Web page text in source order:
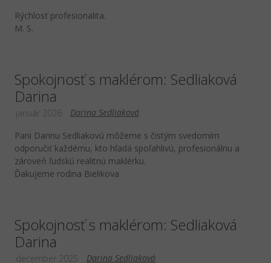
Rýchlosť profesionalita.
M. S.
Spokojnosť s maklérom: Sedliaková
Darina
Darina Sedliaková
január 2026
Pani Darinu Sedliakovú môžeme s čistým svedomím
odporučiť každému, kto hľadá spoľahlivú, profesionálnu a
zároveň ľudskú realitnú maklérku.
Ďakujeme rodina Bielikova
Spokojnosť s maklérom: Sedliaková
Darina
Darina Sedliaková
december 2025